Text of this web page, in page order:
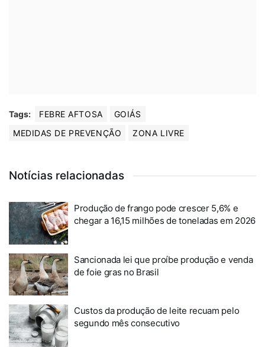
Tags: FEBRE AFTOSA
GOIÁS
MEDIDAS DE PREVENÇÃO
ZONA LIVRE
Notícias relacionadas
Produção de frango pode crescer 5,6% e
chegar a 16,15 milhões de toneladas em 2026
Sancionada lei que proíbe produção e venda
de foie gras no Brasil
Custos da produção de leite recuam pelo
segundo mês consecutivo